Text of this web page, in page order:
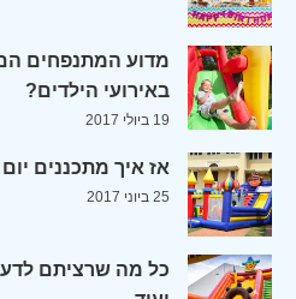
מדוע המתנפחים
באירועי הילדים?
19 ביולי 2017
אז איך מתכננים
25 ביוני 2017
כל מה שרציתם